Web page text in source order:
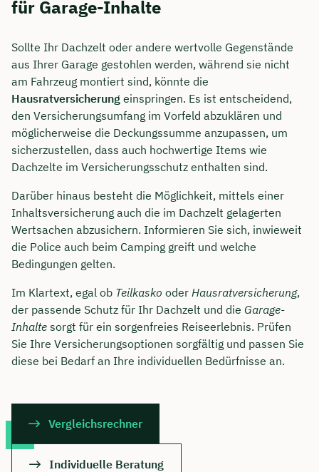
für Garage-Inhalte
Sollte Ihr Dachzelt oder andere wertvolle Gegenstände
aus Ihrer Garage gestohlen werden, während sie nicht
am Fahrzeug montiert sind, könnte die
Hausratversicherung einspringen. Es ist entscheidend,
den Versicherungsumfang im Vorfeld abzuklären und
möglicherweise die Deckungssumme anzupassen, um
sicherzustellen, dass auch hochwertige Items wie
Dachzelte im Versicherungsschutz enthalten sind.
Darüber hinaus besteht die Möglichkeit, mittels einer
Inhaltsversicherung auch die im Dachzelt gelagerten
Wertsachen abzusichern. Informieren Sie sich, inwieweit
die Police auch beim Camping greift und welche
Bedingungen gelten.
Im Klartext, egal ob Teilkasko oder Hausratversicherung,
der passende Schutz für Ihr Dachzelt und die Garage-
Inhalte sorgt für ein sorgenfreies Reiseerlebnis. Prüfen
Sie Ihre Versicherungsoptionen sorgfältig und passen Sie
diese bei Bedarf an Ihre individuellen Bedürfnisse an.
Vergleichsrechner
Individuelle Beratung